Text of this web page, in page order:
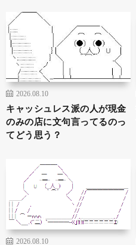
2026.08.10
キャッシュレス派の人が現金
のみの店に文句言ってるのっ
てどう思う？
2026.08.10